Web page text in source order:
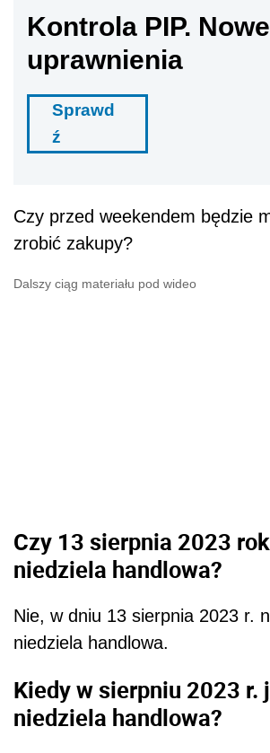
Kontrola PIP. Nowe
uprawnienia
Sprawd
ź
Czy przed weekendem będzie
zrobić zakupy?
Dalszy ciąg materiału pod wideo
Czy 13 sierpnia 2023
niedziela handlowa?
Nie, w dniu 13 sierpnia 2023 r.
niedziela handlowa.
Kiedy w sierpniu 2023 r.
niedziela handlowa?